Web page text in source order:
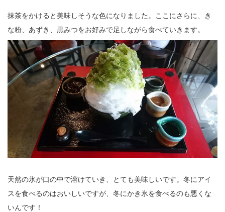
抹茶をかけると美味しそうな色になりました。ここにさらに、き
な粉、あずき、黒みつをお好みで足しながら食べていきます。
天然の氷が口の中で溶けていき、とても美味しいです。冬にアイ
スを食べるのはおいしいですが、冬にかき氷を食べるのも悪くな
いんです！